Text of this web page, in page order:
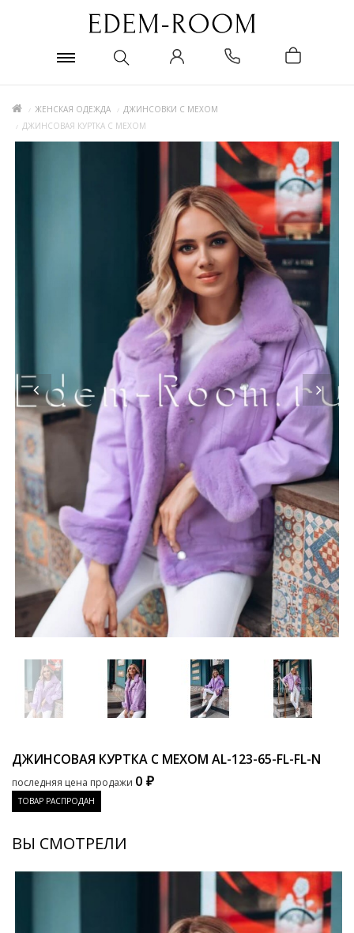
ЖЕНСКАЯ ОДЕЖДА
ДЖИНСОВКИ С МЕХОМ
ДЖИНСОВАЯ КУРТКА С МЕХОМ
ДЖИНСОВАЯ КУРТКА С МЕХОМ AL-123-65-FL-FL-N
последняя цена продажи 0 ₽
ТОВАР РАСПРОДАН
ВЫ СМОТРЕЛИ